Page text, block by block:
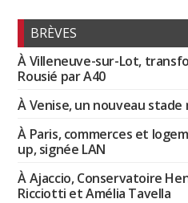
BRÈVES
À Villeneuve-sur-Lot,
Rousié par A40
À Venise, un nouveau stade
À Paris, commerces et
up, signée LAN
À Ajaccio, Conservatoire
Ricciotti et Amélia Tavella